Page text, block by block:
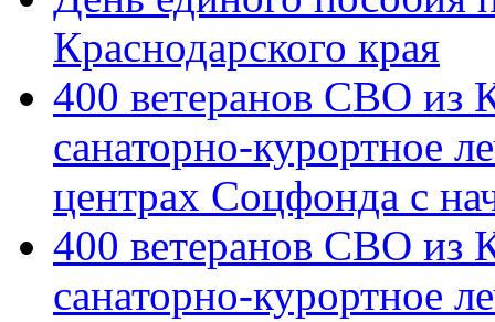
Краснодарского края
400 ветеранов СВО из
санаторно-курортное
центрах Соцфонда с
400 ветеранов СВО из
санаторно-курортное